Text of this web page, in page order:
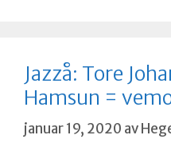
Jazzå: Tore
Hamsun =
januar 19, 2020 av